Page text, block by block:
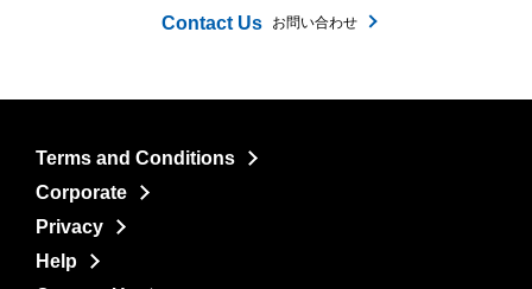
Contact Us お問い合わせ
Terms and Conditions
Corporate
Privacy
Help